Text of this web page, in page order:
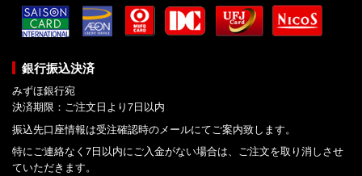
銀行振込決済
みずほ銀行宛
決済期限：ご注文日より7日以内
振込先口座情報は受注確認時のメールにてご案内致します。
特にご連絡なく7日以内にご入金がない場合は、ご注文を取り消しさせ
ていただきます。